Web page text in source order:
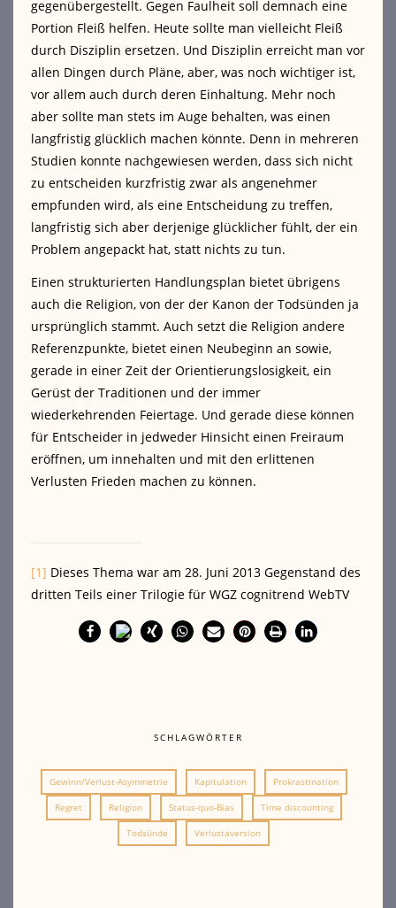
gegenübergestellt. Gegen Faulheit soll demnach eine
Portion Fleiß helfen. Heute sollte man vielleicht Fleiß
durch Disziplin ersetzen. Und Disziplin erreicht man vor
allen Dingen durch Pläne, aber, was noch wichtiger ist,
vor allem auch durch deren Einhaltung. Mehr noch
aber sollte man stets im Auge behalten, was einen
langfristig glücklich machen könnte. Denn in mehreren
Studien konnte nachgewiesen werden, dass sich nicht
zu entscheiden kurzfristig zwar als angenehmer
empfunden wird, als eine Entscheidung zu treffen,
langfristig sich aber derjenige glücklicher fühlt, der ein
Problem angepackt hat, statt nichts zu tun.
Einen strukturierten Handlungsplan bietet übrigens
auch die Religion, von der der Kanon der Todsünden ja
ursprünglich stammt. Auch setzt die Religion andere
Referenzpunkte, bietet einen Neubeginn an sowie,
gerade in einer Zeit der Orientierungslosigkeit, ein
Gerüst der Traditionen und der immer
wiederkehrenden Feiertage. Und gerade diese können
für Entscheider in jedweder Hinsicht einen Freiraum
eröffnen, um innehalten und mit den erlittenen
Verlusten Frieden machen zu können.
[1] Dieses Thema war am 28. Juni 2013 Gegenstand des
dritten Teils einer Trilogie für WGZ cognitrend WebTV
SCHLAGWÖRTER
Gewinn/Verlust-Asymmetrie Kapitulation Prokrastination
Regret Religion Status-quo-Bias Time discounting
Todsünde Verlustaversion